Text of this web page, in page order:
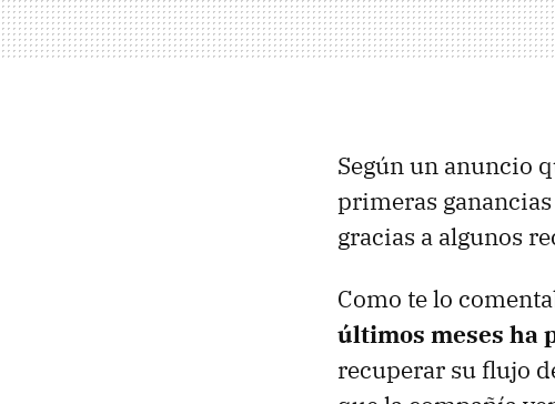
Según un anuncio
primeras
gracias a algunos
Como te lo
últimos meses ha
recuperar su flujo